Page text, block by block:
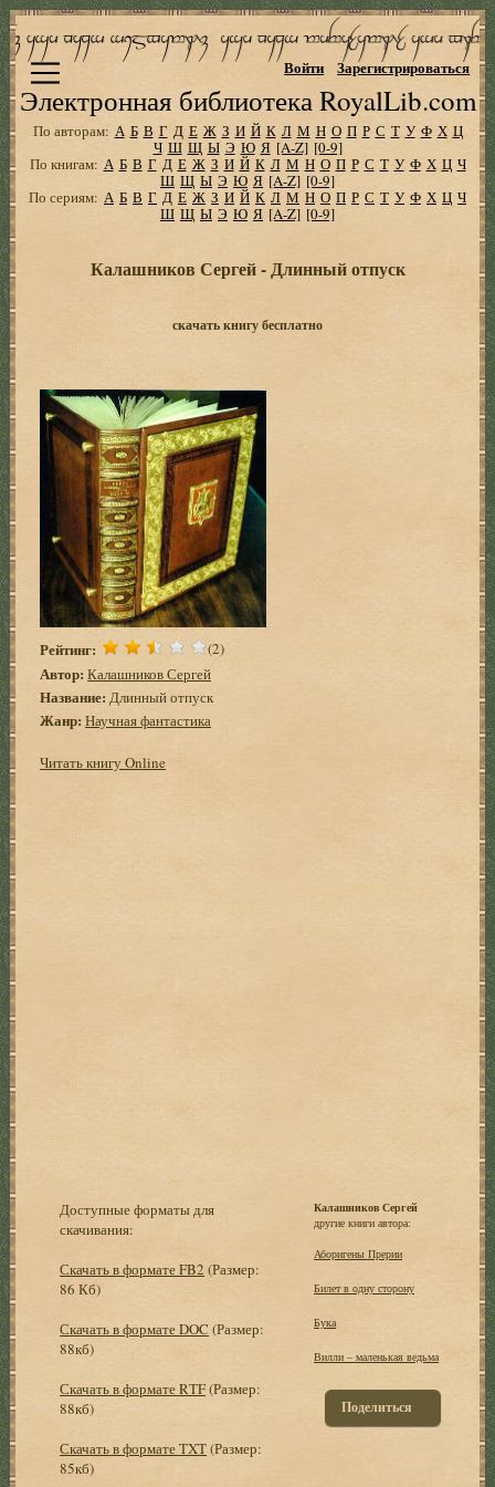
Электронная библиотека RoyalLib.com
Войти Зарегистрироваться
По авторам: А Б В Г Д Е Ж З И Й К Л М Н О П Р С Т У Ф Х Ц
Ч Ш Щ Ы Э Ю Я [A-Z] [0-9]
По книгам: А Б В Г Д Е Ж З И Й К Л М Н О П Р С Т У Ф Х Ц Ч
Ш Щ Ы Э Ю Я [A-Z] [0-9]
По сериям: А Б В Г Д Е Ж З И Й К Л М Н О П Р С Т У Ф Х Ц Ч
Ш Щ Ы Э Ю Я [A-Z] [0-9]
Калашников Сергей - Длинный отпуск
скачать книгу бесплатно
Рейтинг: (2)
Автор: Калашников Сергей
Название: Длинный отпуск
Жанр: Научная фантастика
Читать книгу Online
Доступные форматы для
скачивания:
Скачать в формате FB2 (Размер:
86 Кб)
Скачать в формате DOC (Размер:
88кб)
Скачать в формате RTF(Размер:
88кб)
Скачать в формате TXT(Размер:
85кб)
Калашников Сергей
другие книги автора:
Аборигены Прерии
Билет в одну сторону
Бука
Вилли – маленькая ведьма
Поделиться